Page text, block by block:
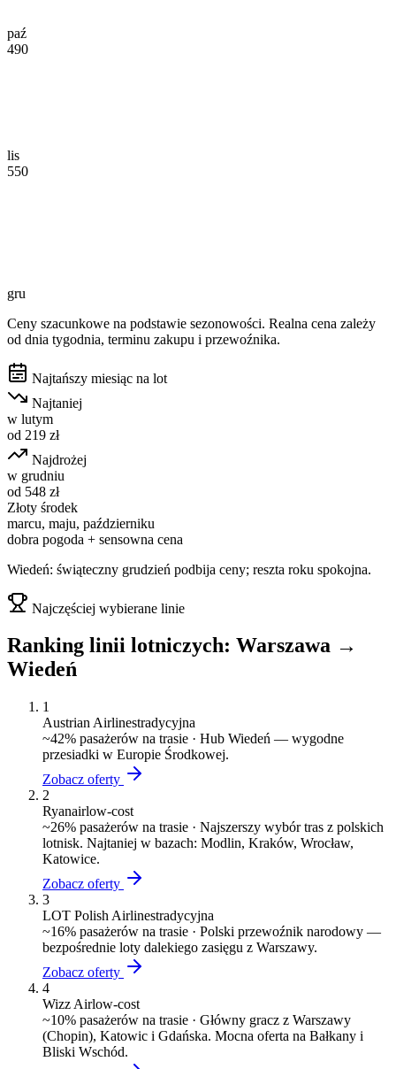
paź
490
lis
550
gru
Ceny szacunkowe na podstawie sezonowości. Realna cena zależy
od dnia tygodnia, terminu zakupu i przewoźnika.
Najtańszy miesiąc na lot
Najtaniej
w lutym
od 219 zł
Najdrożej
w grudniu
od 548 zł
Złoty środek
marcu, maju, październiku
dobra pogoda + sensowna cena
Wiedeń: świąteczny grudzień podbija ceny; reszta roku spokojna.
Najczęściej wybierane linie
Ranking linii lotniczych: Warszawa →
Wiedeń
1
Austrian Airlinestradycyjna
~42% pasażerów na trasie · Hub Wiedeń — wygodne
przesiadki w Europie Środkowej.
Zobacz oferty
2
Ryanairlow-cost
~26% pasażerów na trasie · Najszerszy wybór tras z polskich
lotnisk. Najtaniej w bazach: Modlin, Kraków, Wrocław,
Katowice.
Zobacz oferty
3
LOT Polish Airlinestradycyjna
~16% pasażerów na trasie · Polski przewoźnik narodowy —
bezpośrednie loty dalekiego zasięgu z Warszawy.
Zobacz oferty
4
Wizz Airlow-cost
~10% pasażerów na trasie · Główny gracz z Warszawy
(Chopin), Katowic i Gdańska. Mocna oferta na Bałkany i
Bliski Wschód.